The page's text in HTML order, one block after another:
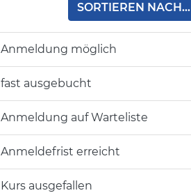
SORTIEREN NACH...
Anmeldung möglich
fast ausgebucht
Anmeldung auf Warteliste
Anmeldefrist erreicht
Kurs ausgefallen